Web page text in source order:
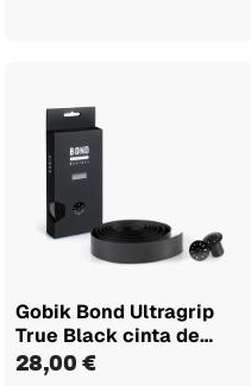
Gobik Bond Ultragrip
True Black cinta de
manillar
28,00 €